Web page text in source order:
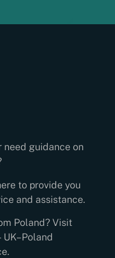
need guidance on
to provide you
and assistance.
Poland? Visit
UK–Poland